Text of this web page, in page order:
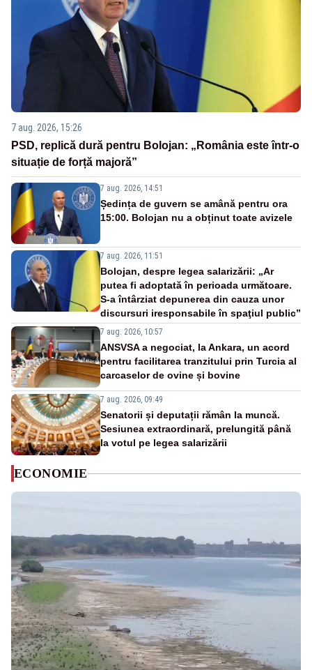
7 aug. 2026, 15:26
PSD, replică dură pentru Bolojan: „România este într-o
situație de forță majoră”
7 aug. 2026, 14:51
Ședința de guvern se amână pentru ora
15:00. Bolojan nu a obținut toate avizele
7 aug. 2026, 11:51
Bolojan, despre legea salarizării: „Ar
putea fi adoptată în perioada următoare.
S-a întârziat depunerea din cauza unor
discursuri iresponsabile în spaţiul public”
7 aug. 2026, 10:57
ANSVSA a negociat, la Ankara, un acord
pentru facilitarea tranzitului prin Turcia al
carcaselor de ovine și bovine
7 aug. 2026, 09:49
Senatorii și deputații rămân la muncă.
Sesiunea extraordinară, prelungită până
la votul pe legea salarizării
ECONOMIE